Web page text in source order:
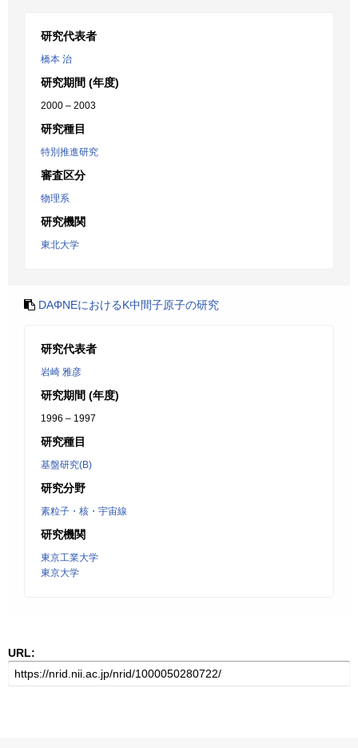
研究代表者
橋本 治
研究期間 (年度)
2000 – 2003
研究種目
特別推進研究
審査区分
物理系
研究機関
東北大学
DAΦNEにおけるK中間子原子の研究
研究代表者
岩崎 雅彦
研究期間 (年度)
1996 – 1997
研究種目
基盤研究(B)
研究分野
素粒子・核・宇宙線
研究機関
東京工業大学
東京大学
URL: